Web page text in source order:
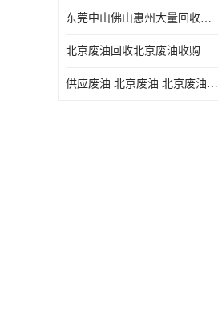
东莞中山佛山惠州大量回收废机油，废液压油，废润滑油，废，废火花机油，废白电油，废，废齿轮油，废白矿油，废变压器油，废燃料油，废切削油
北京废油回收北京废油收购再生注意的事项
供应废油 北京废油 北京废油回收 废油收购